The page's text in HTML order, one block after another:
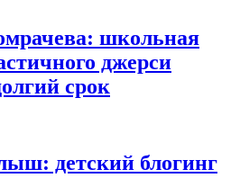
школьная
джерси
срок
детский блогинг